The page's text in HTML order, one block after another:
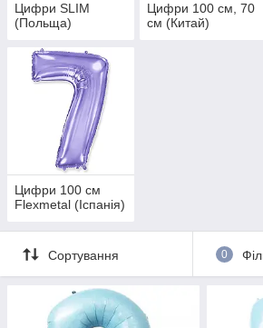
Цифри SLIM
(Польща)
Цифри 100 см, 70
см (Китай)
Цифри 100 см
Flexmetal (Іспанія)
Сортування 0